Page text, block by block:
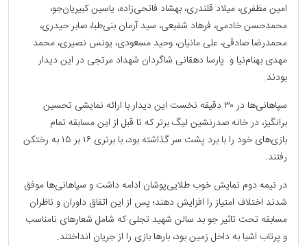
امین مظفری، میلاد قلندری، بهشاد فاتحی‌زاده، یاسین کبیریان‌جو،
محمدحسن خادمی، فرهاد شفیعی، سید آرمان بنی‌طبا، صابر حیدری،
محمدرضا صادقی، علی مانیان،‌ وحید مسعودی، یونس نصیری، محمد
مهدی بهنام‌نیا و پارسا دهقانی شاگردان شهداد مرتجی در این دیدار
بودند.
سپاهانی‌ها در ۳۰ دقیقه نخست این دیدار با ارائه نمایشی تحسین‌
برانگیز، در خانه صدرنشین لیگ برتر که تا قبل از این مسابقه تمام
بازی‌های خود را با برد پشت سر گذاشته بود، با برتری ۱۶ بر ۱۵ به رختکن
رفتند.
در نیمه دوم نمایش خوب طلایی‌پوشان ادامه داشت و سپاهانی‌ها موفق
شدند اختلاف امتیاز را افزایش دهند؛ پس از این اتفاق داوران و ناظران
مسابقه تحت تاثیر جو بد سالن شهید تجلی که شامل شعار‌های نامناسب
و پرتاب اشیا به داخل زمین بود، بارها بازی را از جریان انداختند.